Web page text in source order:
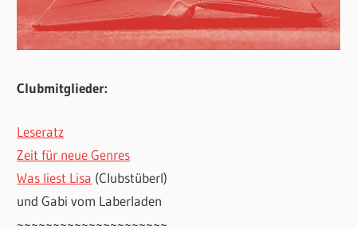
Clubmitglieder:
Leseratz
Zeit für neue Genres
Was liest Lisa (Clubstüberl)
und Gabi vom Laberladen
~~~~~~~~~~~~~~~~~~~~~